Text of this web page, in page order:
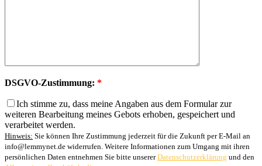
DSGVO-Zustimmung: *
Ich stimme zu, dass meine Angaben aus dem Formular zur
weiteren Bearbeitung meines Gebots erhoben, gespeichert und
verarbeitet werden.
Hinweis: Sie können Ihre Zustimmung jederzeit für die Zukunft per E-Mail an
info@lemmynet.de widerrufen. Weitere Informationen zum Umgang mit ihren
persönlichen Daten entnehmen Sie bitte unsererDatenschutzerklärung und den